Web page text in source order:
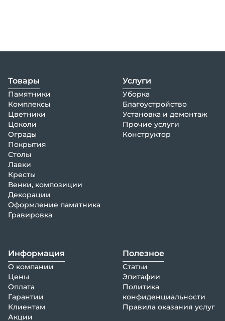
Товары
Памятники
Комплексы
Цветники
Цоколи
Ограды
Покрытия
Столы
Лавки
Кресты
Венки, композиции
Декорации
Оформление памятника
Гравировка
Услуги
Уборка
Благоустройство
Установка и демонтаж
Прочие услуги
Конструктор
Информация
О компании
Цены
Оплата
Гарантии
Клиентам
Акции
Полезное
Статьи
Эпитафии
Политика
конфиденциальности
Правила оказания услуг